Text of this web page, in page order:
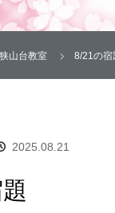
狭山台教室 8/21の宿
2025.08.21